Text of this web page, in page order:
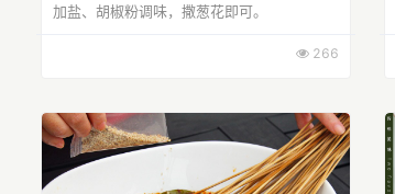
加盐、胡椒粉调味，撒葱花即可。
266